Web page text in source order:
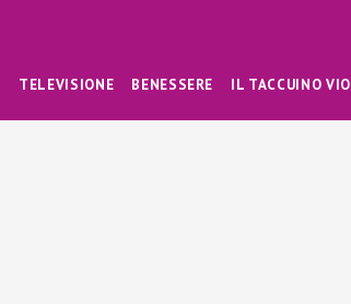
TELEVISIONE BENESSERE IL TACCUINO